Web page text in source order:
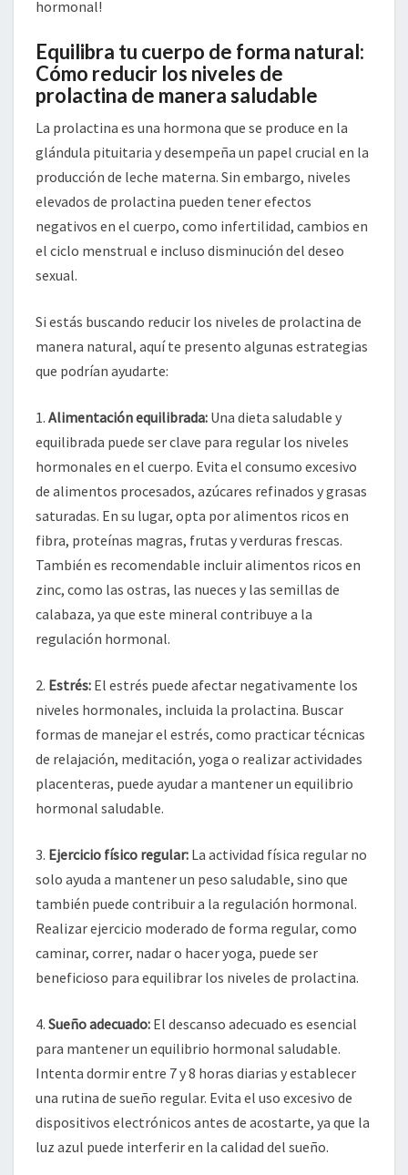
hormonal!
Equilibra tu cuerpo de forma natural:
Cómo reducir los niveles de
prolactina de manera saludable
La prolactina es una hormona que se produce en la
glándula pituitaria y desempeña un papel crucial en la
producción de leche materna. Sin embargo, niveles
elevados de prolactina pueden tener efectos
negativos en el cuerpo, como infertilidad, cambios en
el ciclo menstrual e incluso disminución del deseo
sexual.
Si estás buscando reducir los niveles de prolactina de
manera natural, aquí te presento algunas estrategias
que podrían ayudarte:
1. Alimentación equilibrada: Una dieta saludable y
equilibrada puede ser clave para regular los niveles
hormonales en el cuerpo. Evita el consumo excesivo
de alimentos procesados, azúcares refinados y grasas
saturadas. En su lugar, opta por alimentos ricos en
fibra, proteínas magras, frutas y verduras frescas.
También es recomendable incluir alimentos ricos en
zinc, como las ostras, las nueces y las semillas de
calabaza, ya que este mineral contribuye a la
regulación hormonal.
2. Estrés: El estrés puede afectar negativamente los
niveles hormonales, incluida la prolactina. Buscar
formas de manejar el estrés, como practicar técnicas
de relajación, meditación, yoga o realizar actividades
placenteras, puede ayudar a mantener un equilibrio
hormonal saludable.
3. Ejercicio físico regular: La actividad física regular no
solo ayuda a mantener un peso saludable, sino que
también puede contribuir a la regulación hormonal.
Realizar ejercicio moderado de forma regular, como
caminar, correr, nadar o hacer yoga, puede ser
beneficioso para equilibrar los niveles de prolactina.
4. Sueño adecuado: El descanso adecuado es esencial
para mantener un equilibrio hormonal saludable.
Intenta dormir entre 7 y 8 horas diarias y establecer
una rutina de sueño regular. Evita el uso excesivo de
dispositivos electrónicos antes de acostarte, ya que la
luz azul puede interferir en la calidad del sueño.